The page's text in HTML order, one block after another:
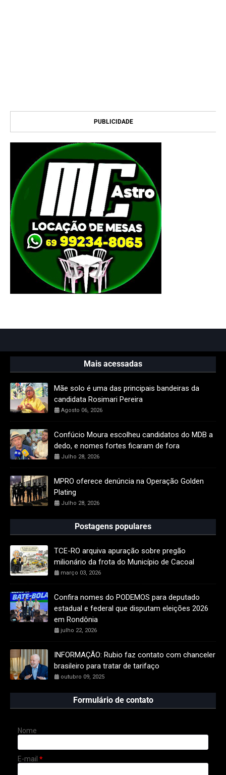
PUBLICIDADE
Mais acessadas
Mãe solo é uma das principais bandeiras da
candidata Rosimari Pereira
Agosto 06, 2026
Confúcio Moura escolheu candidatos do MDB a
dedo, e nomes fortes ficaram de fora
Julho 28, 2026
MPRO oferece denúncia na Operação Golden
Plating
Julho 28, 2026
Postagens populares
TCE-RO arquiva apuração sobre pregão
milionário da frota do Município de Cacoal
março 03, 2026
Confira nomes do PODEMOS para deputado
estadual e federal que disputam eleições 2026
em Rondônia
julho 22, 2026
INFORMAÇÃO: Rubio faz contato com chanceler
brasileiro para tratar de tarifaço
outubro 09, 2025
Formulário de contato
Nome
E-mail *